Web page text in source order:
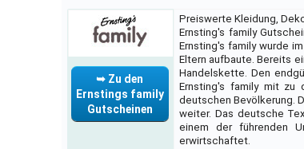
➥ Zu den
Ernstings family
Gutscheinen
Preiswerte Kleidung,
Ernsting's family
Ernsting's family wurde
Eltern aufbaute. Bereits
Handelskette. Den
Ernsting's family mit zu
deutschen Bevölkerung.
weiter. Das deutsche
einem der führenden
erwirtschaftet.